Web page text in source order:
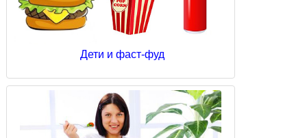
Дети и фаст-фуд